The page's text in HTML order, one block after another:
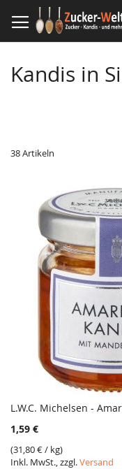
zum
Inhalt
Kandis in
38Artikeln
L.W.C. Michelsen -
1,59 €
(31,80 €/ kg)
Inkl. MwSt., zzgl.Versand